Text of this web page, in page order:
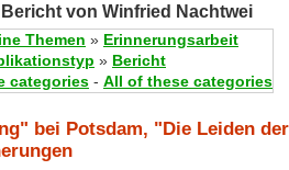
von Winfried Nachtwei
Themen » Erinnerungsarbeit
» Bericht
categories - All of these categories
bei Potsdam, "Die Leiden